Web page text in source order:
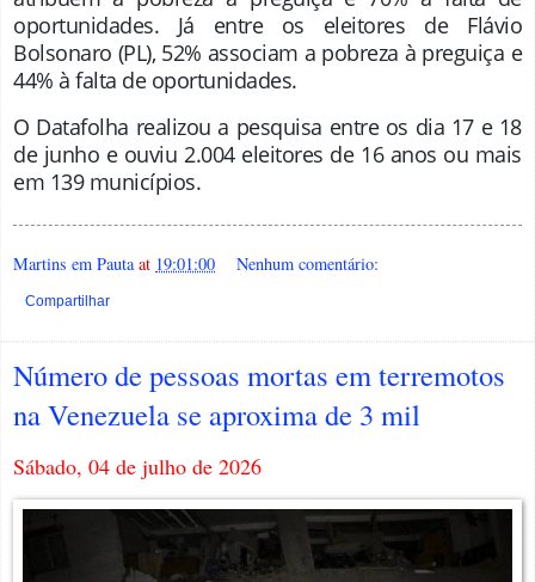
oportunidades. Já entre os eleitores de Flávio
Bolsonaro (PL), 52% associam a pobreza à preguiça e
44% à falta de oportunidades.
O Datafolha realizou a pesquisa entre os dia 17 e 18
de junho e ouviu 2.004 eleitores de 16 anos ou mais
em 139 municípios.
Martins em Pauta at 19:01:00 Nenhum comentário:
Compartilhar
Número de pessoas mortas em terremotos
na Venezuela se aproxima de 3 mil
Sábado, 04 de julho de 2026